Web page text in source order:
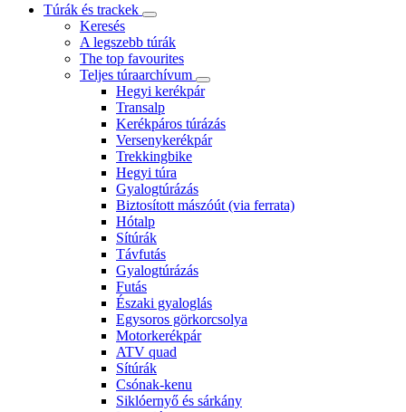
Túrák és trackek
Keresés
A legszebb túrák
The top favourites
Teljes túraarchívum
Hegyi kerékpár
Transalp
Kerékpáros túrázás
Versenykerékpár
Trekkingbike
Hegyi túra
Gyalogtúrázás
Biztosított mászóút (via ferrata)
Hótalp
Sítúrák
Távfutás
Gyalogtúrázás
Futás
Északi gyaloglás
Egysoros görkorcsolya
Motorkerékpár
ATV quad
Sítúrák
Csónak-kenu
Siklóernyő és sárkány